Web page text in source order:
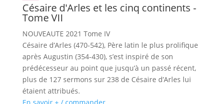
Césaire d'Arles et les cinq continents -
Tome VII
NOUVEAUTE 2021 Tome IV
Césaire d’Arles (470-542), Père latin le plus prolifique
après Augustin (354-430), s’est inspiré de son
prédécesseur au point que jusqu’à un passé récent,
plus de 127 sermons sur 238 de Césaire d’Arles lui
étaient attribués.